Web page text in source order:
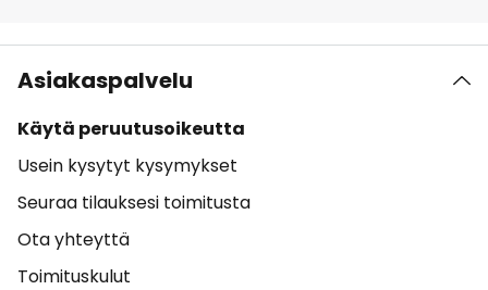
Asiakaspalvelu
Käytä peruutusoikeutta
Usein kysytyt kysymykset
Seuraa tilauksesi toimitusta
Ota yhteyttä
Toimituskulut